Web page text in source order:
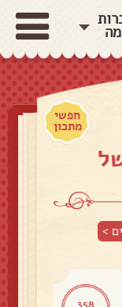
חפשי
מתכון
>